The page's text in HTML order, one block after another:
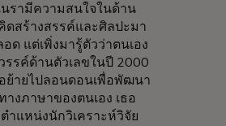
นรามีความสนใจในด้าน
ดสร้างสรรค์และศิลปะมา
ด แต่เพิ่งมารู้ตัวว่าตนเอง
รรค์ด้านตัวเลขในปี 2000
อย้ายไปลอนดอนเพื่อพัฒนา
างภาษาของตนเอง เธอ
ตำแหน่งนักวิเคราะห์วิจัย